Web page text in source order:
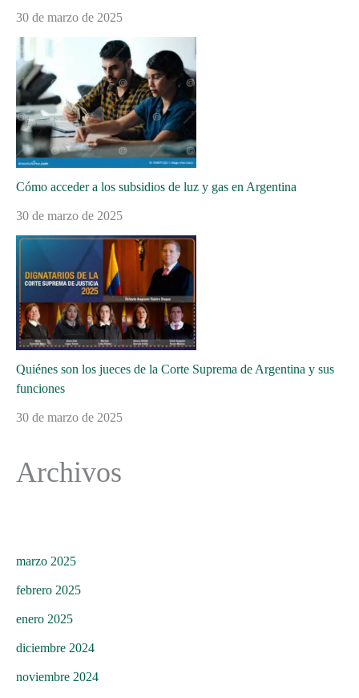
30 de marzo de 2025
Cómo acceder a los subsidios de luz y gas en Argentina
30 de marzo de 2025
Quiénes son los jueces de la Corte Suprema de Argentina y sus
funciones
30 de marzo de 2025
Archivos
marzo 2025
febrero 2025
enero 2025
diciembre 2024
noviembre 2024